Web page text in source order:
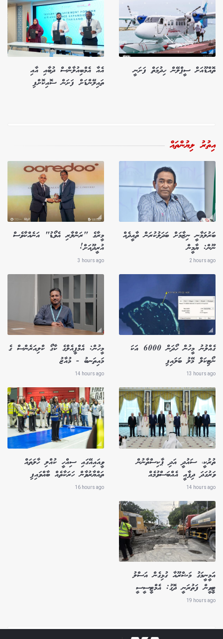
ތޮއްޑޫއަށް ސީޕްލޭން ހިދުމަތް ފަށަނީ
އެއާ އެމްބިއުލާންސް ދުބާއި އާއި
ތައިލޭންޑަށް ފަށަން ސޮއިކޮށްފި
އިތުރު ލިޔުންތައް
ބަރުލަމާނީ ނިޒާމަށް ބަދަލުކުރަން ތާއީދެއް
ނޫން: ޔާމީން
2 hours ago
މީރާގެ "ރަންލާރި އެވޯޑު" އަނެއްކާވެސް
އުރީދޫއަށް!
3 hours ago
ގެއްލުނު މީހުން ހޯދަން 6000 އަކަ
ނޯޓިކަލް މޭލު ބަލައިފި
13 hours ago
މީހުން: އެމްޕީއެލްގެ ކާގޯ ކްލިއަރެންސް ގެ
މައިތަނބު - މުއާޒު
14 hours ago
ތުރުކީ، ސައުދީ އަދި ޕާކިސްތާނުން
ވަރުގަދަ ދިފާއީ އެއްބަސްވުމެއް
14 hours ago
ވީއައިއޭގައި ސިއްހީ ކުއްލި ހާލަތައް
ތައްޔާރުވާން ހަރަކާތެއް ބާއްވައިފި
16 hours ago
އަމީނީމަގު މަޝްރޫއާ ގުޅިގެން އަސްލު
ޓީވީން ފަތުރަނީ ދޮގު: އެމްޓީސީސީ
19 hours ago